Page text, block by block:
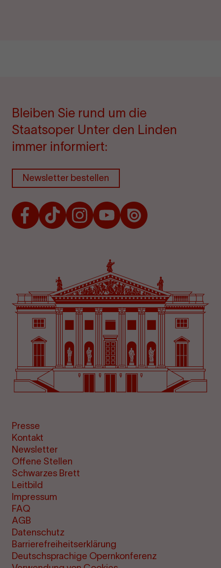
Bleiben Sie rund um die
Staatsoper Unter den Linden
immer informiert:
Newsletter bestellen
FacebookTikTokInstagramYoutubeIssuu
Presse
Kontakt
Newsletter
Offene Stellen
Schwarzes Brett
Leitbild
Impressum
FAQ
AGB
Datenschutz
Barrierefreiheitserklärung
Deutschsprachige Opernkonferenz